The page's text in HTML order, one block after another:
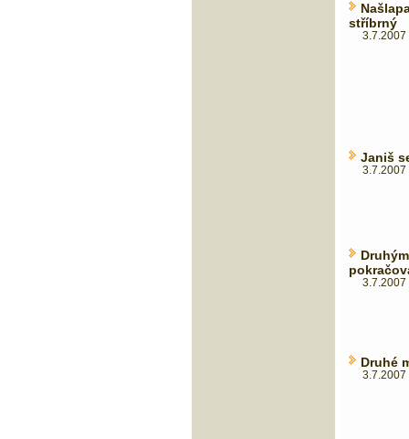
stříbrný
3.7.2007
Janiš
3.7.2007
3.7.2007
Druhé
3.7.2007